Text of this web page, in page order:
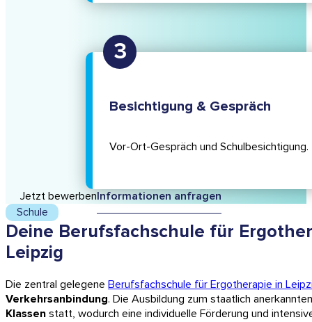
Besichtigung & Gespräch
Vor-Ort-Gespräch und Schulbe­sichtigung.
Jetzt bewerbenInformationen anfragen
Schule
Deine Berufsfachschule für
Leipzig
Die zentral gelegene Berufsfachschule für Ergotherapie in
Verkehrsanbindung. Die Ausbildung zum staatlich
Klassen statt, wodurch eine individuelle Förderung und